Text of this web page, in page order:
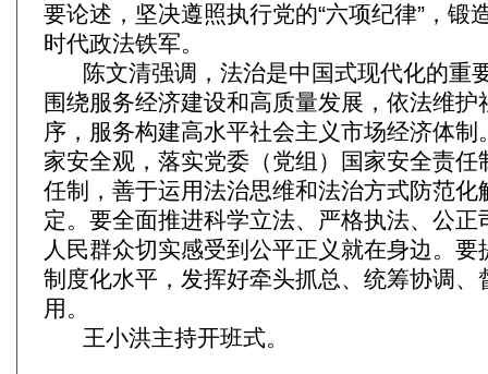
要论述，坚决遵照执行党的“六项纪律”，锻
时代政法铁军。
陈文清强调，法治是中国式现代化的重
围绕服务经济建设和高质量发展，依法维护
序，服务构建高水平社会主义市场经济体制
家安全观，落实党委（党组）国家安全责任
任制，善于运用法治思维和法治方式防范化
定。要全面推进科学立法、严格执法、公正
人民群众切实感受到公平正义就在身边。
制度化水平，发挥好牵头抓总、统筹协调、
用。
王小洪主持开班式。